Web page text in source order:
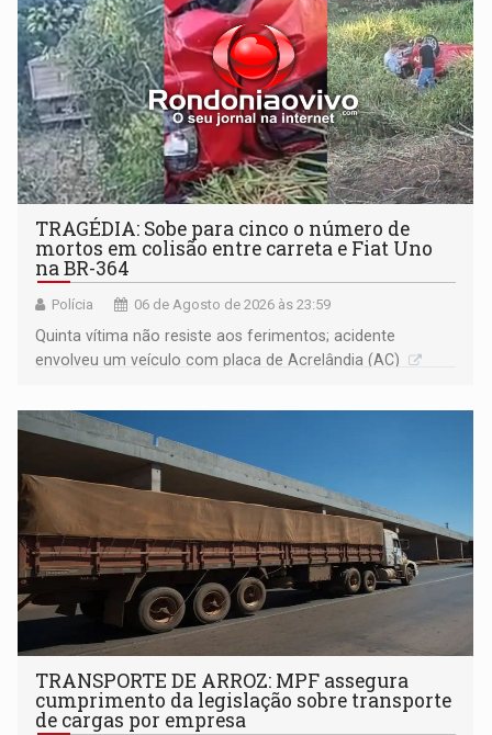
TRAGÉDIA: Sobe para cinco o número de
mortos em colisão entre carreta e Fiat Uno
na BR-364
Polícia 06 de Agosto de 2026 às 23:59
Quinta vítima não resiste aos ferimentos; acidente
envolveu um veículo com placa de Acrelândia (AC)
TRANSPORTE DE ARROZ: MPF assegura
cumprimento da legislação sobre transporte
de cargas por empresa